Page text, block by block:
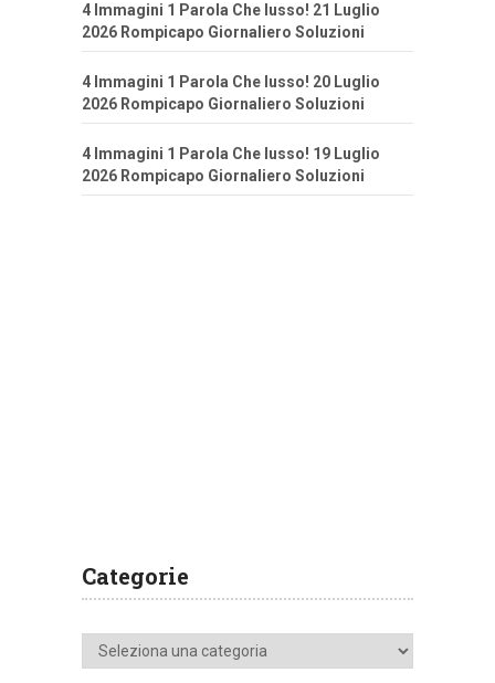
4 Immagini 1 Parola Che lusso! 21 Luglio
2026 Rompicapo Giornaliero Soluzioni
4 Immagini 1 Parola Che lusso! 20 Luglio
2026 Rompicapo Giornaliero Soluzioni
4 Immagini 1 Parola Che lusso! 19 Luglio
2026 Rompicapo Giornaliero Soluzioni
Categorie
Categorie